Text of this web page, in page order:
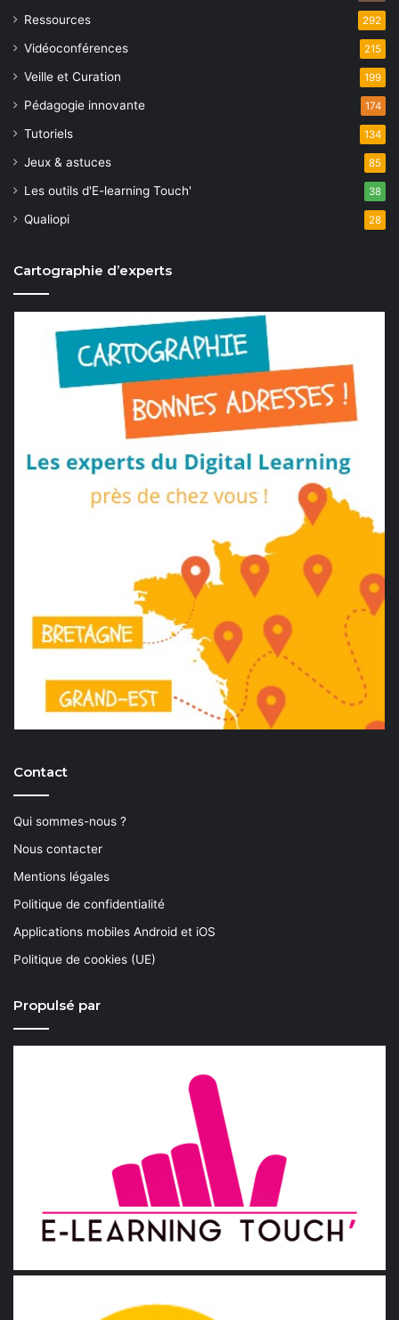
Ressources 292
Vidéoconférences 215
Veille et Curation 199
Pédagogie innovante 174
Tutoriels 134
Jeux & astuces 85
Les outils d'E-learning Touch' 38
Qualiopi 28
Cartographie d’experts
Contact
Qui sommes-nous ?
Nous contacter
Mentions légales
Politique de confidentialité
Applications mobiles Android et iOS
Politique de cookies (UE)
Propulsé par